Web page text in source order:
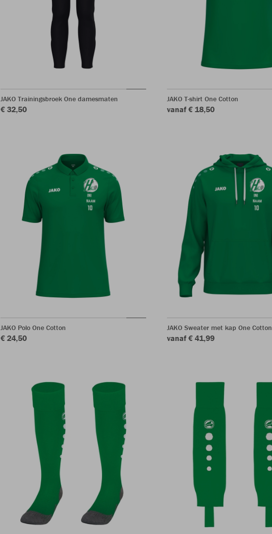
JAKO Trainingsbroek One damesmaten
€ 32,50
JAKO T-shirt One Cotton
vanaf € 18,50
JAKO Polo One Cotton
€ 24,50
JAKO Sweater met kap One Cotton
vanaf € 41,99